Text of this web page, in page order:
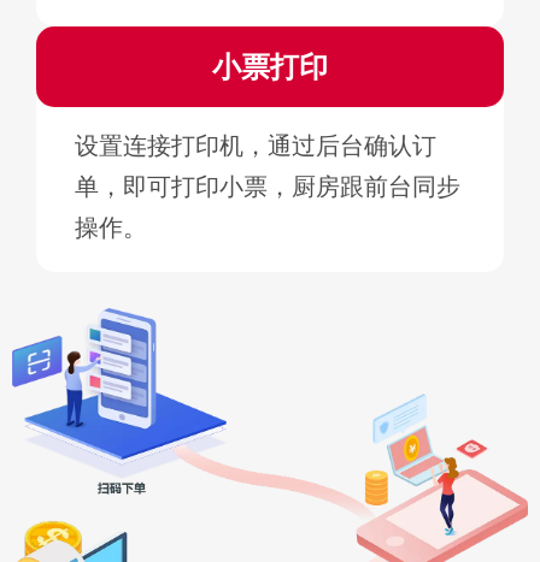
小票打印
设置连接打印机，通过后台确认订
单，即可打印小票，厨房跟前台同步
操作。